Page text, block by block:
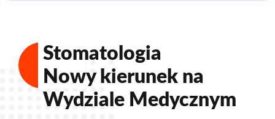
Stomatologia
Nowy kierunek na
Wydziale Medycznym